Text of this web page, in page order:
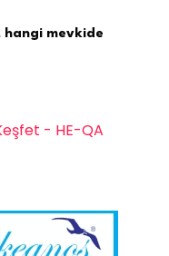
hangi mevkide